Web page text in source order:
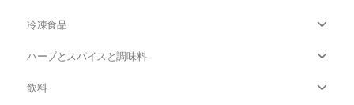
冷凍食品
ハーブとスパイスと調味料
飲料